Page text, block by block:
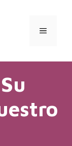
MENÚ